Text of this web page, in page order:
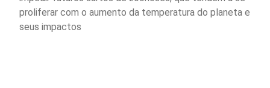
proliferar com o aumento da temperatura do planeta e
seus impactos